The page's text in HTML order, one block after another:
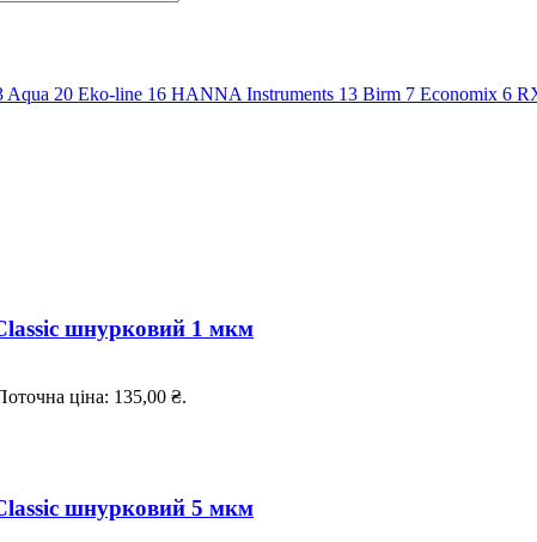
Aqua 20 Eko-line 16 HANNA Instruments 13 Birm 7 Economix 6
шнурковий 1 мкм
ціна: 135,00 ₴.
шнурковий 5 мкм